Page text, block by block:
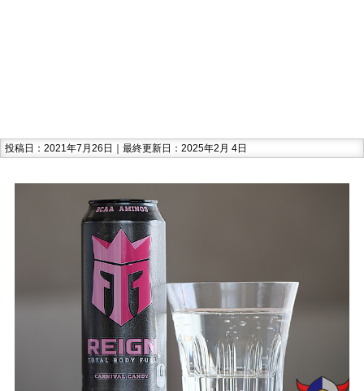
投稿日：2021年7月26日｜最終更新日：2025年2月 4日